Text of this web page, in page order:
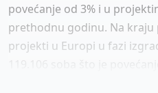
povećanje od 3% i u
prethodnu godinu. Na
projekti u Europi u fazi